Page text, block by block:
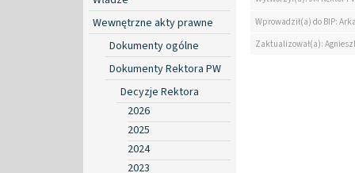
Wewnętrzne akty prawne
Dokumenty ogólne
Dokumenty Rektora PW
Decyzje Rektora
2026
2025
2024
2023
Wprowadził(a) do BIP:
Zaktualizował(a):